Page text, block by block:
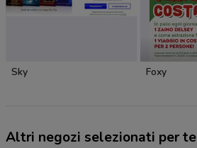
Sky Foxy
Altri negozi selezionati per te